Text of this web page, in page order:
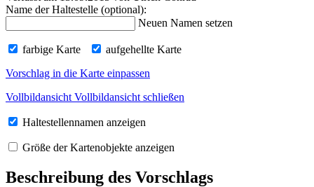
Name der Haltestelle (optional):
Neuen Namen setzen
farbige Karte
aufgehellte Karte
Vorschlag in die Karte einpassen
Vollbildansicht Vollbildansicht schließen
Haltestellennamen anzeigen
Größe der Kartenobjekte anzeigen
Beschreibung des Vorschlags